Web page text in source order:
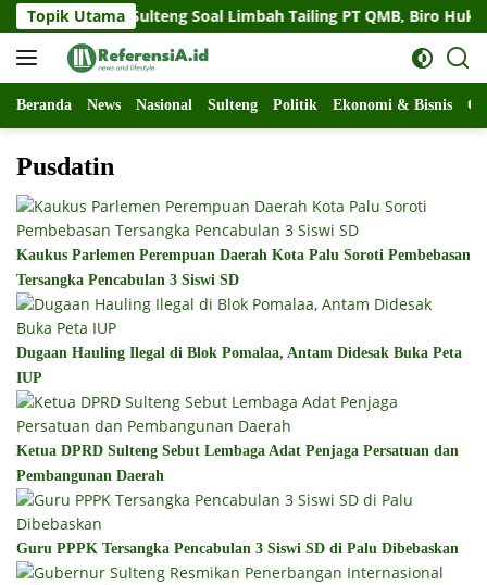
Langsung
ke
konten
Topik Utama
Gubernur Sulteng Soal Limbah Tailing PT QMB, Biro Hukum
Beranda News Nasional Sulteng Politik Ekonomi & Bisnis
Pusdatin
Kaukus Parlemen Perempuan Daerah Kota Palu Soroti Pembebasan
Tersangka Pencabulan 3 Siswi SD
Dugaan Hauling Ilegal di Blok Pomalaa, Antam Didesak Buka Peta
IUP
Ketua DPRD Sulteng Sebut Lembaga Adat Penjaga Persatuan dan
Pembangunan Daerah
Guru PPPK Tersangka Pencabulan 3 Siswi SD di Palu Dibebaskan